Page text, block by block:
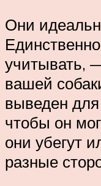
Они
учитывать,
вашей
выведен
чтобы он
они убегут
разные